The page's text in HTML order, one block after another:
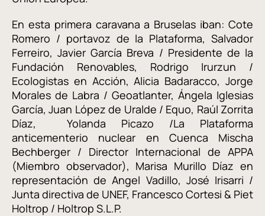
En esta primera caravana a Bruselas iban: Cote
Romero / portavoz de la Plataforma, Salvador
Ferreiro, Javier García Breva / Presidente de la
Fundación Renovables, Rodrigo Irurzun /
Ecologistas en Acción, Alicia Badaracco, Jorge
Morales de Labra / Geoatlanter, Ángela Iglesias
García, Juan López de Uralde / Equo, Raúl Zorrita
Díaz, Yolanda Picazo /La Plataforma
anticementerio nuclear en Cuenca Mischa
Bechberger / Director Internacional de APPA
(Miembro observador), Marisa Murillo Díaz en
representación de Angel Vadillo, José Irisarri /
Junta directiva de UNEF, Francesco Cortesi & Piet
Holtrop / Holtrop S.L.P.